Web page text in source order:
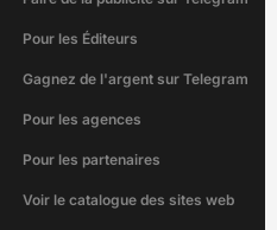
Pour les Éditeurs
Gagnez de l'argent sur Telegram
Pour les agences
Pour les partenaires
Voir le catalogue des sites web